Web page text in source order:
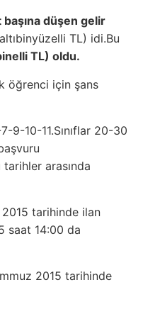
düşen gelir
TL) idi.Bu
TL) oldu.
öğrenci için şans
9-10-11.Sınıflar 20-30
arasında
tarihinde ilan
saat 14:00 da
2015 tarihinde